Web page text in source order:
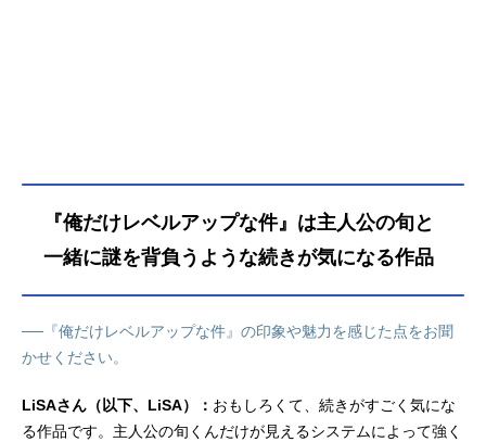
『俺だけレベルアップな件』は主人公の旬と
一緒に謎を背負うような続きが気になる作品
──『俺だけレベルアップな件』の印象や魅力を感じた点をお聞
かせください。
LiSAさん（以下、LiSA）： おもしろくて、続きがすごく気にな
る作品です。主人公の旬くんだけが見えるシステムによって強く